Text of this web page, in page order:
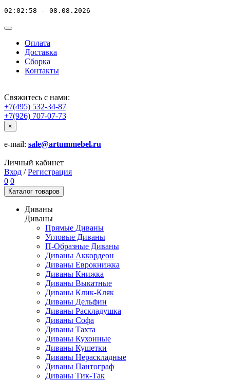
02:02:58 - 08.08.2026
Оплата
Доставка
Сборка
Контакты
Свяжитесь с нами:
+7(495) 532-34-87
+7(926) 707-07-73
×
e-mail: sale@artummebel.ru
Личный кабинет
Вход / Регистрация
0 0
Каталог товаров
Диваны
Диваны
Прямые Диваны
Угловые Диваны
П-Образные Диваны
Диваны Аккордеон
Диваны Еврокнижка
Диваны Книжка
Диваны Выкатные
Диваны Клик-Кляк
Диваны Дельфин
Диваны Раскладушка
Диваны Софа
Диваны Тахта
Диваны Кухонные
Диваны Кушетки
Диваны Нераскладные
Диваны Пантограф
Диваны Тик-Так